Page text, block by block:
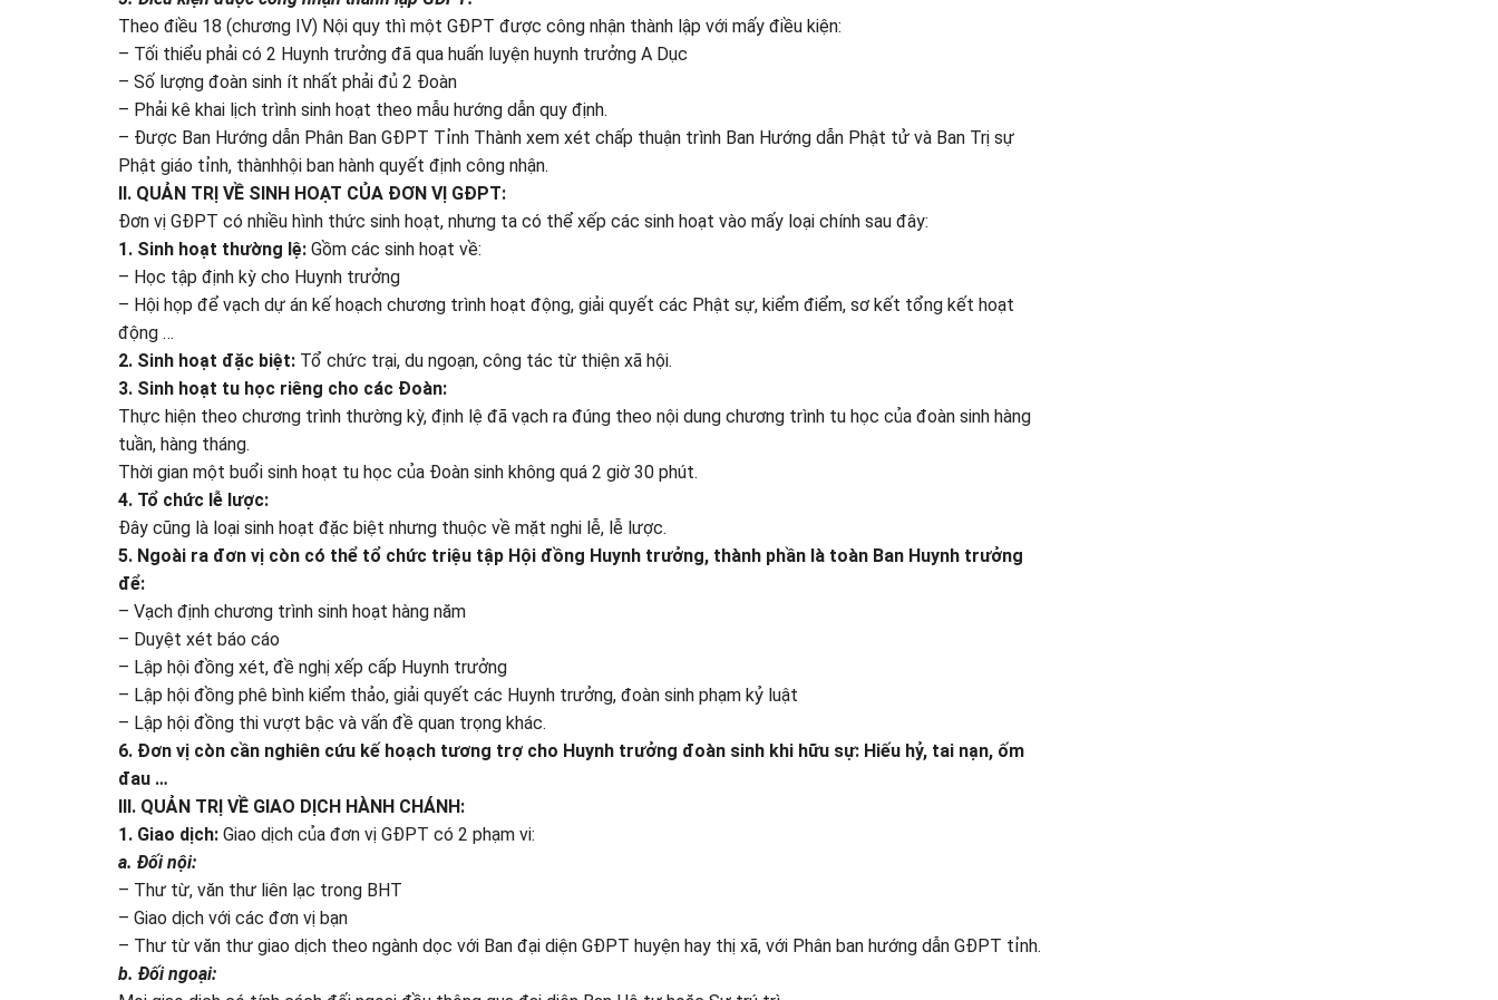
Theo điều 18 (chương IV) Nội quy thì một GĐPT được công nhận thành lập với mấy điều kiện:
– Tối thiểu phải có 2 Huynh trưởng đã qua huấn luyện huynh trưởng A Dục
– Số lượng đoàn sinh ít nhất phải đủ 2 Đoàn
– Phải kê khai lịch trình sinh hoạt theo mẫu hướng dẫn quy định.
– Được Ban Hướng dẫn Phân Ban GĐPT Tỉnh Thành xem xét chấp thuận trình Ban Hướng dẫn Phật tử và Ban Trị sự
Phật giáo tỉnh, thànhhội ban hành quyết định công nhận.
II. QUẢN TRỊ VỀ SINH HOẠT CỦA ĐƠN VỊ GĐPT:
Đơn vị GĐPT có nhiều hình thức sinh hoạt, nhưng ta có thể xếp các sinh hoạt vào mấy loại chính sau đây:
1. Sinh hoạt thường lệ: Gồm các sinh hoạt về:
– Học tập định kỳ cho Huynh trưởng
– Hội họp để vạch dự án kế hoạch chương trình hoạt động, giải quyết các Phật sự, kiểm điểm, sơ kết tổng kết hoạt
động …
2. Sinh hoạt đặc biệt: Tổ chức trại, du ngoạn, công tác từ thiện xã hội.
3. Sinh hoạt tu học riêng cho các Đoàn:
Thực hiện theo chương trình thường kỳ, định lệ đã vạch ra đúng theo nội dung chương trình tu học của đoàn sinh hàng
tuần, hàng tháng.
Thời gian một buổi sinh hoạt tu học của Đoàn sinh không quá 2 giờ 30 phút.
4. Tổ chức lễ lược:
Đây cũng là loại sinh hoạt đặc biệt nhưng thuộc về mặt nghi lễ, lễ lược.
5. Ngoài ra đơn vị còn có thể tổ chức triệu tập Hội đồng Huynh trưởng, thành phần là toàn Ban Huynh trưởng
để:
– Vạch định chương trình sinh hoạt hàng năm
– Duyệt xét báo cáo
– Lập hội đồng xét, đề nghị xếp cấp Huynh trưởng
– Lập hội đồng phê bình kiểm thảo, giải quyết các Huynh trưởng, đoàn sinh phạm kỷ luật
– Lập hội đồng thi vượt bậc và vấn đề quan trọng khác.
6. Đơn vị còn cần nghiên cứu kế hoạch tương trợ cho Huynh trưởng đoàn sinh khi hữu sự: Hiếu hỷ, tai nạn, ốm
đau …
III. QUẢN TRỊ VỀ GIAO DỊCH HÀNH CHÁNH:
1. Giao dịch: Giao dịch của đơn vị GĐPT có 2 phạm vi:
a. Đối nội:
– Thư từ, văn thư liên lạc trong BHT
– Giao dịch với các đơn vị bạn
– Thư từ văn thư giao dịch theo ngành dọc với Ban đại diện GĐPT huyện hay thị xã, với Phân ban hướng dẫn GĐPT tỉnh.
b. Đối ngoại: